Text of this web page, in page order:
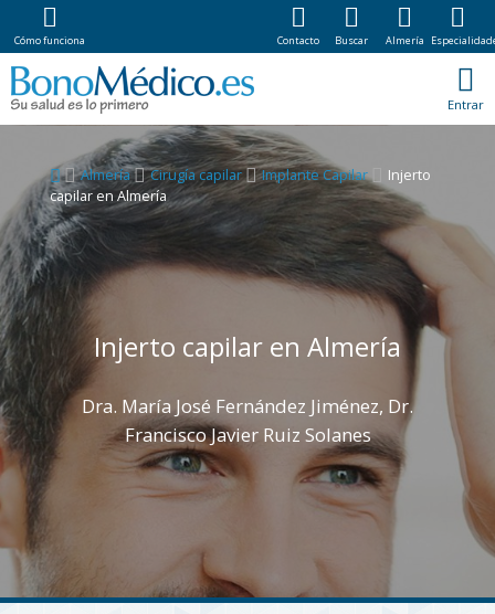
Entrar
Almería Cirugía capilar Implante Capilar
Injerto
capilar en Almería
Injerto capilar en Almería
Dra. María José Fernández Jiménez, Dr.
Francisco Javier Ruiz Solanes
Cómo funciona Contacto Buscar Almería